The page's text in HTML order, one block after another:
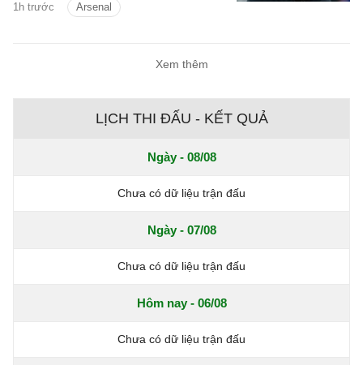
1h trước Arsenal
Xem thêm
LỊCH THI ĐẤU - KẾT QUẢ
Ngày - 08/08
Chưa có dữ liệu trận đấu
Ngày - 07/08
Chưa có dữ liệu trận đấu
Hôm nay - 06/08
Chưa có dữ liệu trận đấu